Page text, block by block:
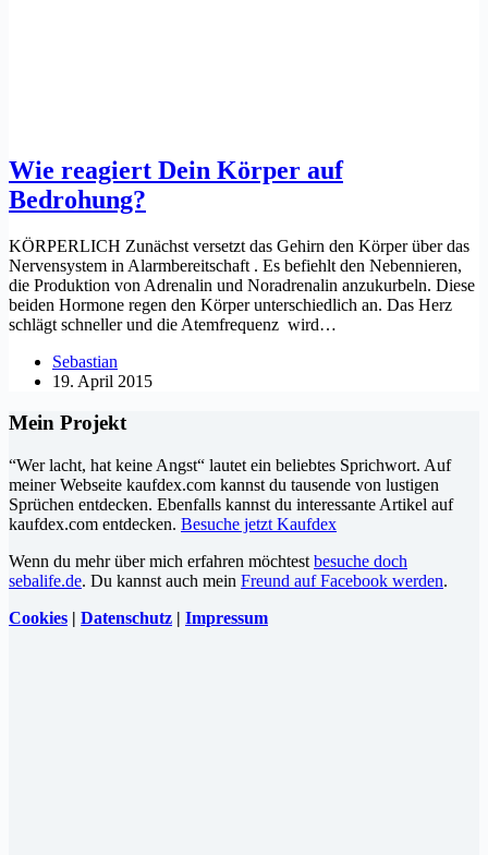
Wie reagiert Dein Körper auf
Bedrohung?
KÖRPERLICH Zunächst versetzt das Gehirn den Körper über das
Nervensystem in Alarmbereitschaft . Es befiehlt den Nebennieren,
die Produktion von Adrenalin und Noradrenalin anzukurbeln. Diese
beiden Hormone regen den Körper unterschiedlich an. Das Herz
schlägt schneller und die Atemfrequenz wird…
Sebastian
19. April 2015
Mein Projekt
“Wer lacht, hat keine Angst“ lautet ein beliebtes Sprichwort. Auf
meiner Webseite kaufdex.com kannst du tausende von lustigen
Sprüchen entdecken. Ebenfalls kannst du interessante Artikel auf
kaufdex.com entdecken. Besuche jetzt Kaufdex
Wenn du mehr über mich erfahren möchtest besuche doch
sebalife.de. Du kannst auch mein Freund auf Facebook werden.
Cookies | Datenschutz | Impressum